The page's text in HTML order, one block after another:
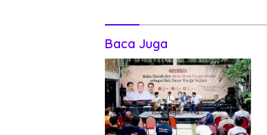
Baca Juga